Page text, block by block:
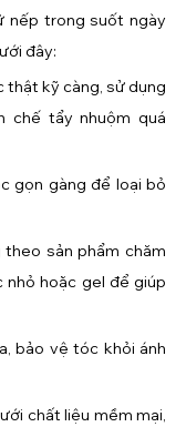
nếp trong suốt ngày
đây:
thật kỹ càng, sử dụng
chế tẩy nhuộm quá
gọn gàng để loại bỏ
sản phẩm chăm
hoặc gel để giúp
bảo vệ tóc khỏi ánh
chất liệu mềm mại,